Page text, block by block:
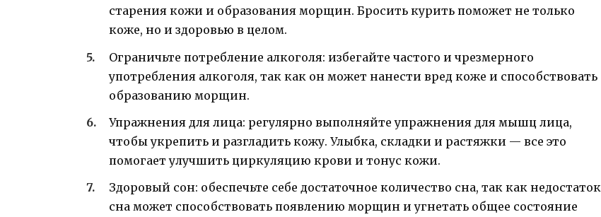
старения кожи и образования морщин. Бросить курить поможет не только
коже, но и здоровью в целом.
Ограничьте потребление алкоголя: избегайте частого и чрезмерного
употребления алкоголя, так как он может нанести вред коже и способствовать
образованию морщин.
Упражнения для лица: регулярно выполняйте упражнения для мышц лица,
чтобы укрепить и разгладить кожу. Улыбка, складки и растяжки — все это
помогает улучшить циркуляцию крови и тонус кожи.
Здоровый сон: обеспечьте себе достаточное количество сна, так как недостаток
сна может способствовать появлению морщин и угнетать общее состояние